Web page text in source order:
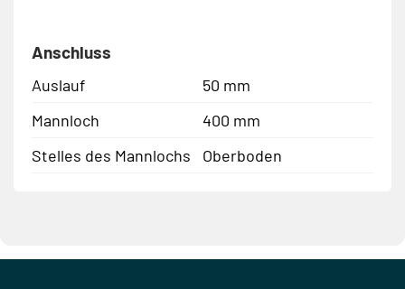
Anschluss
Auslauf
50 mm
Mannloch
400 mm
Stelles des Mannlochs
Oberboden